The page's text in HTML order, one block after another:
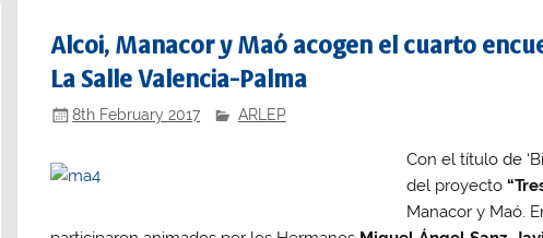
Alcoi, Manacor y Maó acogen el cuarto
La Salle Valencia-Palma
8th February 2017 ARLEP
Con el título de
del proyecto
Manacor y Maó.